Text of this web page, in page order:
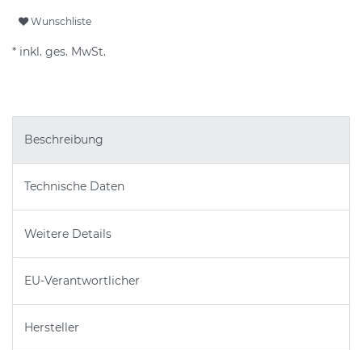
Wunschliste
* inkl. ges. MwSt.
Beschreibung
Technische Daten
Weitere Details
EU-Verantwortlicher
Hersteller